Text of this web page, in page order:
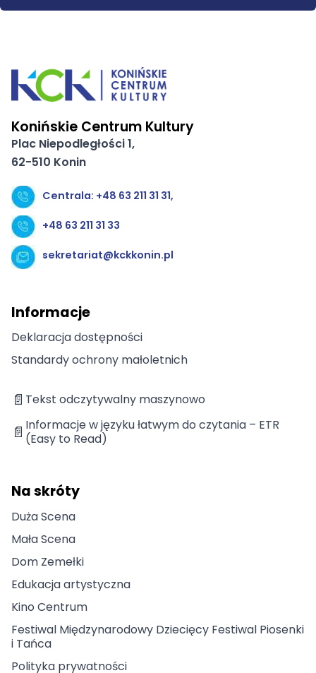
Konińskie Centrum Kultury
Plac Niepodległości 1,
62-510 Konin
Centrala: +48 63 211 31 31,
+48 63 211 31 33
sekretariat@kckkonin.pl
Informacje
Deklaracja dostępności
Standardy ochrony małoletnich
📄 Tekst odczytywalny maszynowo
📄 Informacje w języku łatwym do czytania – ETR
(Easy to Read)
Na skróty
Duża Scena
Mała Scena
Dom Zemełki
Edukacja artystyczna
Kino Centrum
Festiwal Międzynarodowy Dziecięcy Festiwal Piosenki
i Tańca
Polityka prywatności